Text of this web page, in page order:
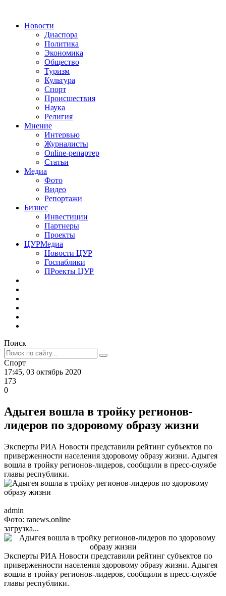
Новости
Диаспора
Политика
Экономика
Общество
Туризм
Культура
Спорт
Происшествия
Наука
Религия
Мнение
Интервью
Журналисты
Online-репартер
Статьи
Медиа
Фото
Видео
Репортажи
Бизнес
Инвестиции
Партнеры
Проекты
ЦУРМедиа
Новости ЦУР
Госпаблики
ПРоекты ЦУР
Поиск
Спорт
17:45, 03 октябрь 2020
173
0
Адыгея вошла в тройку регионов-
лидеров по здоровому образу жизни
Эксперты РИА Новости представили рейтинг субъектов по
приверженности населения здоровому образу жизни. Адыгея
вошла в тройку регионов-лидеров, сообщили в пресс-службе
главы республики.
admin
Фото: ranews.online
загрузка...
Эксперты РИА Новости представили рейтинг субъектов по
приверженности населения здоровому образу жизни. Адыгея
вошла в тройку регионов-лидеров, сообщили в пресс-службе
главы республики.